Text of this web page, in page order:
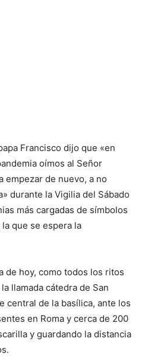
Francisco dijo que «en
oímos al Señor
empezar de nuevo, a no
durante la Vigilia del Sábado
más cargadas de símbolos
que se espera la
de hoy, como todos los ritos
llamada cátedra de San
central de la basílica, ante los
en Roma y cerca de 200
y guardando la distancia